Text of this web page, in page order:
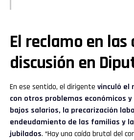
El reclamo en las
discusión en
En ese sentido, el dirigente vinculó el
con otros problemas económicos y
bajos salarios, la precarización
endeudamiento de las familias y
jubilados. “Hay una caída brutal del